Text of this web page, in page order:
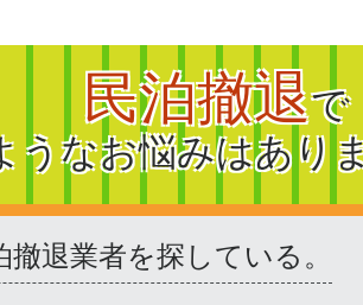
民泊撤退で
うなお悩みはあり
退業者を探している。